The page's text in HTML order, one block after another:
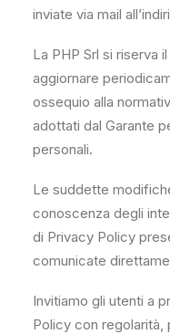
inviate via mail
La PHP Srl si riserva
aggiornare
ossequio alla
adottati dal Garante
personali.
Le suddette
conoscenza degli
di Privacy Policy
comunicate
Invitiamo gli utenti a
Policy con regolarità,